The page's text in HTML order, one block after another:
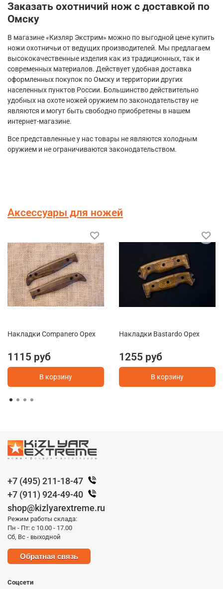
Заказать охотничий нож с доставкой по
Омску
В магазине «Кизляр Экстрим» можно по выгодной цене купить
ножи охотничьи от ведущих производителей. Мы предлагаем
высококачественные изделия как из традиционных, так и
современных материалов. Действует удобная доставка
оформленных покупок по Омску и территории других
населенных пунктов России. Большинство действительно
удобных на охоте ножей оружием по законодательству не
являются и могут быть свободно приобретены в нашем
интернет-магазине.
Все представленные у нас товары не являются холодным
оружием и не ограничиваются законодательством.
Аксессуары для ножей
Накладки Companero Орех
1115 руб
В корзину
Накладки Bastardo Орех
1255 руб
В корзину
+7 (495) 211-18-47
+7 (911) 924-49-40
shop@kizlyarextreme.ru
Режим работы склада:
Пн - Пт: с 10.00 - 17.00
Сб, Вс - выходной
Обратная связь
Соцсети